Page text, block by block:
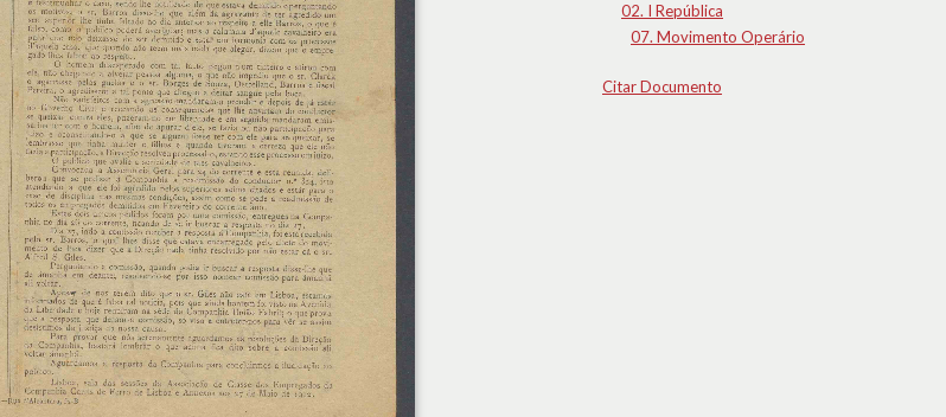
02. I República
07. Movimento Operário
Citar Documento